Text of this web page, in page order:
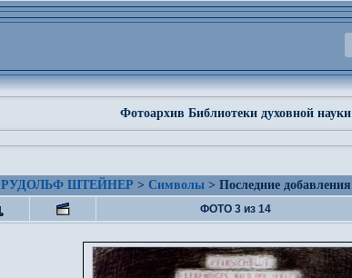
Фотоархив Библиотеки духовной науки
РУДОЛЬФ ШТЕЙНЕР > Символы > Последние добавления
ФОТО 3 из 14